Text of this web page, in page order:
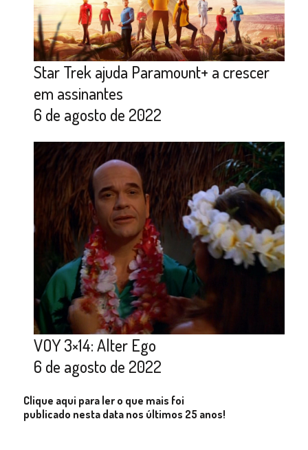
Star Trek ajuda Paramount+ a crescer
em assinantes
6 de agosto de 2022
VOY 3×14: Alter Ego
6 de agosto de 2022
Clique aqui para ler o que mais foi
publicado nesta data nos últimos 25 anos!